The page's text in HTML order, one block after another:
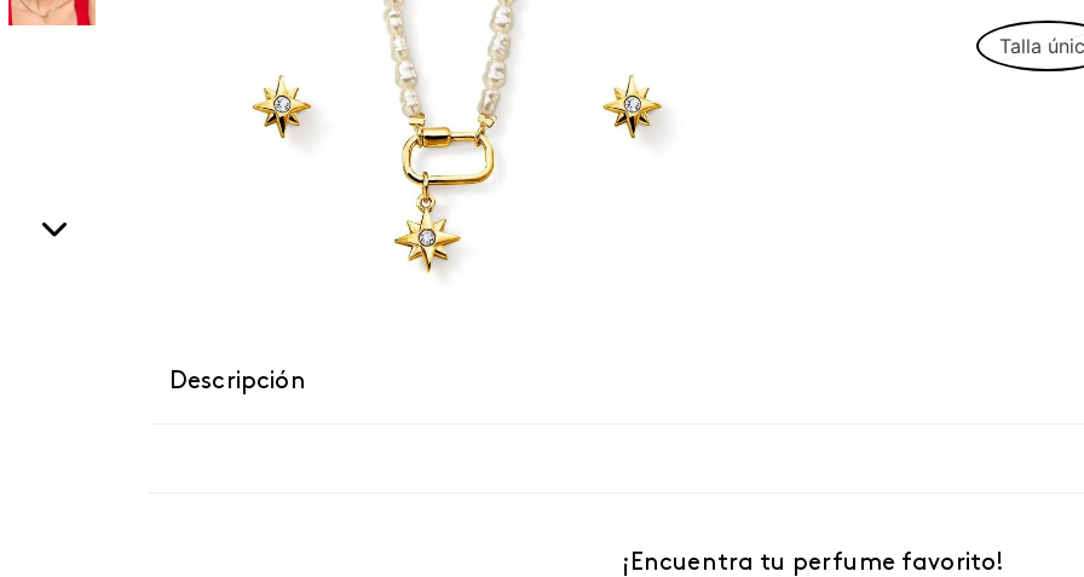
Talla
Descripción
¡Encuentra tu perfume favorito!